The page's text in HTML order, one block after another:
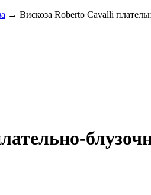
→ Вискоза Roberto Cavalli